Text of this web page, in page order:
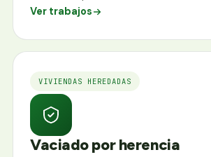
Ver trabajos
VIVIENDAS HEREDADAS
Vaciado por herencia